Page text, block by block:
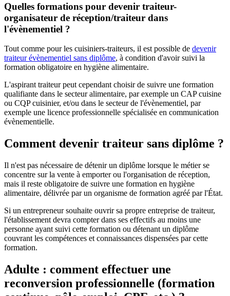
Quelles formations pour devenir traiteur-
organisateur de réception/traiteur dans
l'évènementiel ?
Tout comme pour les cuisiniers-traiteurs, il est possible de devenir
traiteur évènementiel sans diplôme, à condition d'avoir suivi la
formation obligatoire en hygiène alimentaire.
L'aspirant traiteur peut cependant choisir de suivre une formation
qualifiante dans le secteur alimentaire, par exemple un CAP cuisine
ou CQP cuisinier, et/ou dans le secteur de l'évènementiel, par
exemple une licence professionnelle spécialisée en communication
évènementielle.
Comment devenir traiteur sans diplôme ?
Il n'est pas nécessaire de détenir un diplôme lorsque le métier se
concentre sur la vente à emporter ou l'organisation de réception,
mais il reste obligatoire de suivre une formation en hygiène
alimentaire, délivrée par un organisme de formation agréé par l'État.
Si un entrepreneur souhaite ouvrir sa propre entreprise de traiteur,
l'établissement devra compter dans ses effectifs au moins une
personne ayant suivi cette formation ou détenant un diplôme
couvrant les compétences et connaissances dispensées par cette
formation.
Adulte : comment effectuer une
reconversion professionnelle (formation